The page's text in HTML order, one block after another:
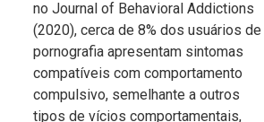
no Journal of Behavioral Addictions
(2020), cerca de 8% dos usuários de
pornografia apresentam sintomas
compatíveis com comportamento
compulsivo, semelhante a outros
tipos de vícios comportamentais,